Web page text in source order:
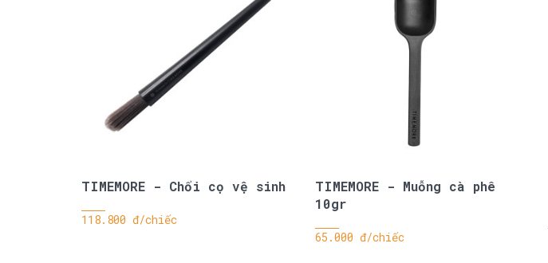
TIMEMORE - Chổi cọ vệ sinh
118.800 đ/chiếc
TIMEMORE - Muỗng cà phê
10gr
65.000 đ/chiếc